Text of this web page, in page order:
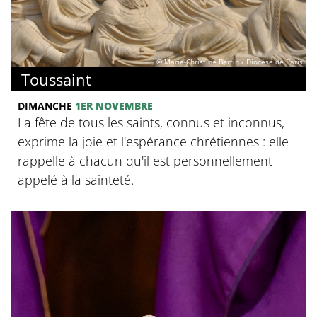
© Marie-Christine Bertin / Diocèse de Paris
Toussaint
DIMANCHE 1ER NOVEMBRE
La fête de tous les saints, connus et inconnus,
exprime la joie et l'espérance chrétiennes : elle
rappelle à chacun qu'il est personnellement
appelé à la sainteté.